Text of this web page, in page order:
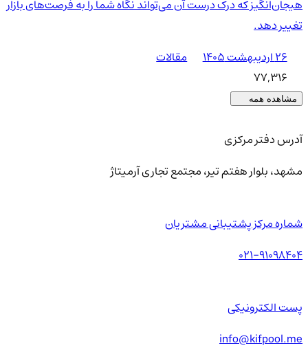
هیجان‌انگیز که درک درست آن می‌تواند نگاه شما را به فرصت‌های بازار
تغییر دهد.
۲۶ اردیبهشت ۱۴۰۵
مقالات
77,316
مشاهده همه
آدرس دفتر مرکزی
مشهد، بلوار هفتم تیر، مجتمع تجاری آرمیتاژ
شماره مرکز پشتیبانی مشتریان
021-91098404
پست الکترونیکی
info@kifpool.me